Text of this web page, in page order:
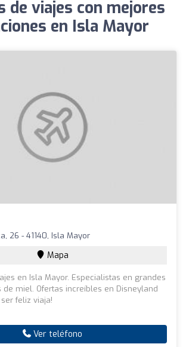
de viajes con mejores
en Isla Mayor
26 - 41140, Isla Mayor
Mapa
en Isla Mayor. Especialistas en grandes
de miel. Ofertas increíbles en Disneyland
ser feliz viaja!
Ver teléfono